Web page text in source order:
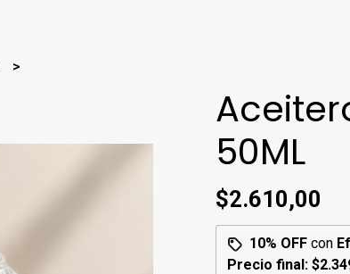
50ML
$2.610,00
10% OFFcon
Precio final: